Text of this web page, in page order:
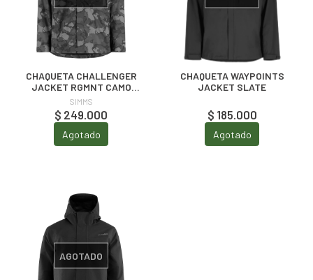
CHAQUETA CHALLENGER
JACKET RGMNT CAMO
OLIVE
SIMMS
$ 249.000
Agotado
CHAQUETA WAYPOINTS
JACKET SLATE
$ 185.000
Agotado
AGOTADO